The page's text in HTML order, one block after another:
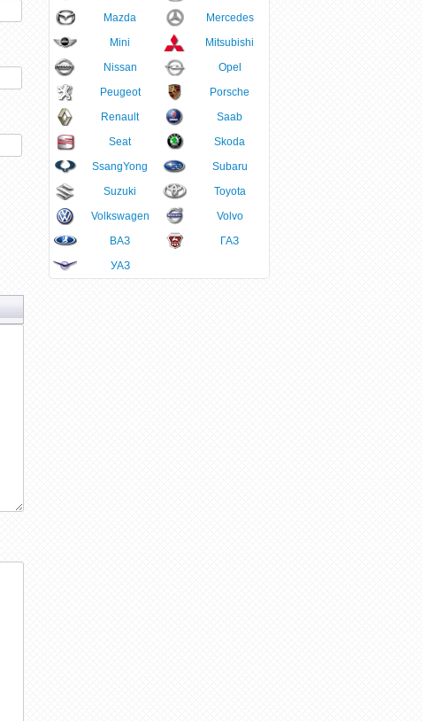
Mazda
Mercedes
Mini
Mitsubishi
Nissan
Opel
Peugeot
Porsche
Renault
Saab
Seat
Skoda
SsangYong
Subaru
Suzuki
Toyota
Volkswagen
Volvo
ВАЗ
ГАЗ
УАЗ